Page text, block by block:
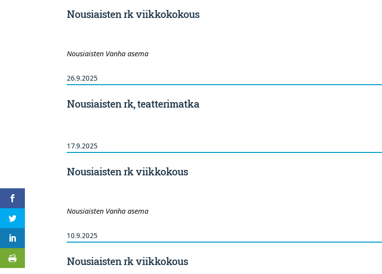
Nousiaisten rk viikkokokous
Nousiaisten Vanha asema
26.9.2025
Nousiaisten rk, teatterimatka
17.9.2025
Nousiaisten rk viikkokous
Nousiaisten Vanha asema
10.9.2025
Nousiaisten rk viikkokous